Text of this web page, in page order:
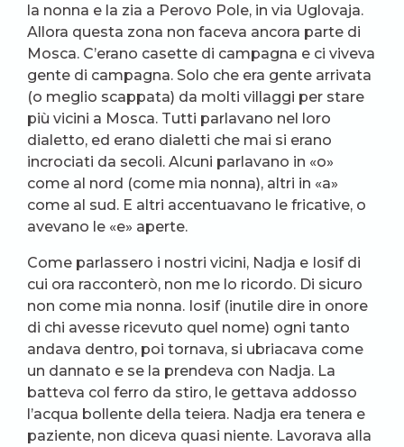
la nonna e la zia a Perovo Pole, in via Uglovaja.
Allora questa zona non faceva ancora parte di
Mosca. C’erano casette di campagna e ci viveva
gente di campagna. Solo che era gente arrivata
(o meglio scappata) da molti villaggi per stare
più vicini a Mosca. Tutti parlavano nel loro
dialetto, ed erano dialetti che mai si erano
incrociati da secoli. Alcuni parlavano in «o»
come al nord (come mia nonna), altri in «a»
come al sud. E altri accentuavano le fricative, o
avevano le «e» aperte.
Come parlassero i nostri vicini, Nadja e Iosif di
cui ora racconterò, non me lo ricordo. Di sicuro
non come mia nonna. Iosif (inutile dire in onore
di chi avesse ricevuto quel nome) ogni tanto
andava dentro, poi tornava, si ubriacava come
un dannato e se la prendeva con Nadja. La
batteva col ferro da stiro, le gettava addosso
l’acqua bollente della teiera. Nadja era tenera e
paziente, non diceva quasi niente. Lavorava alla